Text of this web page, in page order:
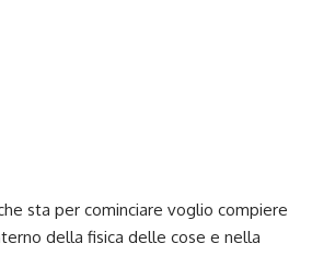
sta per cominciare voglio compiere
della fisica delle cose e nella